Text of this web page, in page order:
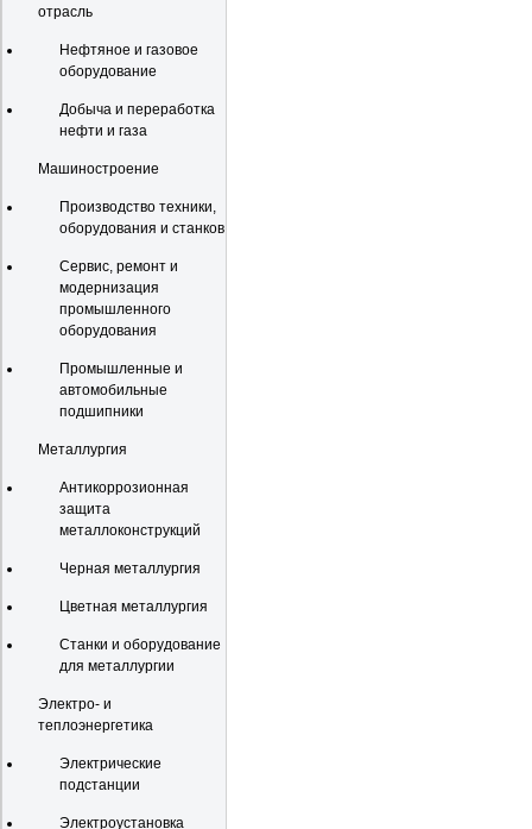
отрасль
Нефтяное и газовое
оборудование
Добыча и переработка
нефти и газа
Машиностроение
Производство техники,
оборудования и станков
Сервис, ремонт и
модернизация
промышленного
оборудования
Промышленные и
автомобильные
подшипники
Металлургия
Антикоррозионная
защита
металлоконструкций
Черная металлургия
Цветная металлургия
Станки и оборудование
для металлургии
Электро- и
теплоэнергетика
Электрические
подстанции
Электроустановка